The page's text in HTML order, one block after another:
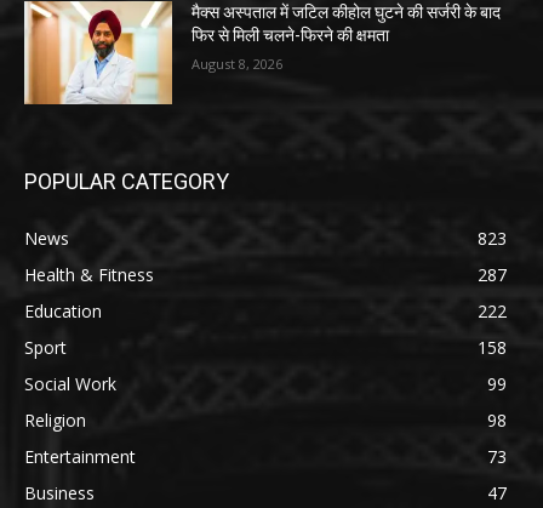
मैक्स अस्पताल में जटिल कीहोल घुटने की सर्जरी के बाद
फिर से मिली चलने-फिरने की क्षमता
August 8, 2026
POPULAR CATEGORY
News
823
Health & Fitness
287
Education
222
Sport
158
Social Work
99
Religion
98
Entertainment
73
Business
47